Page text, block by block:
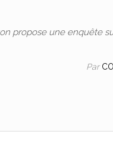
propose une enquête
Par